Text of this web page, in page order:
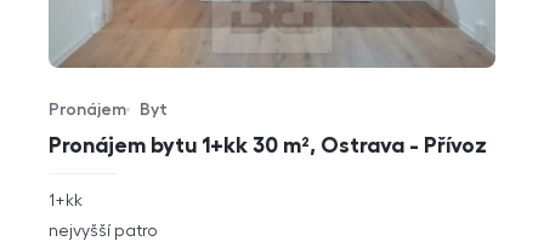
Pronájem bytu 1+kk 30 m², Ostrava - Přívoz
Typ nabídky
Pronájem
Typ nemovitosti
Byt
rozměry
dispozice
1+kk
funkce
nejvyšší patro